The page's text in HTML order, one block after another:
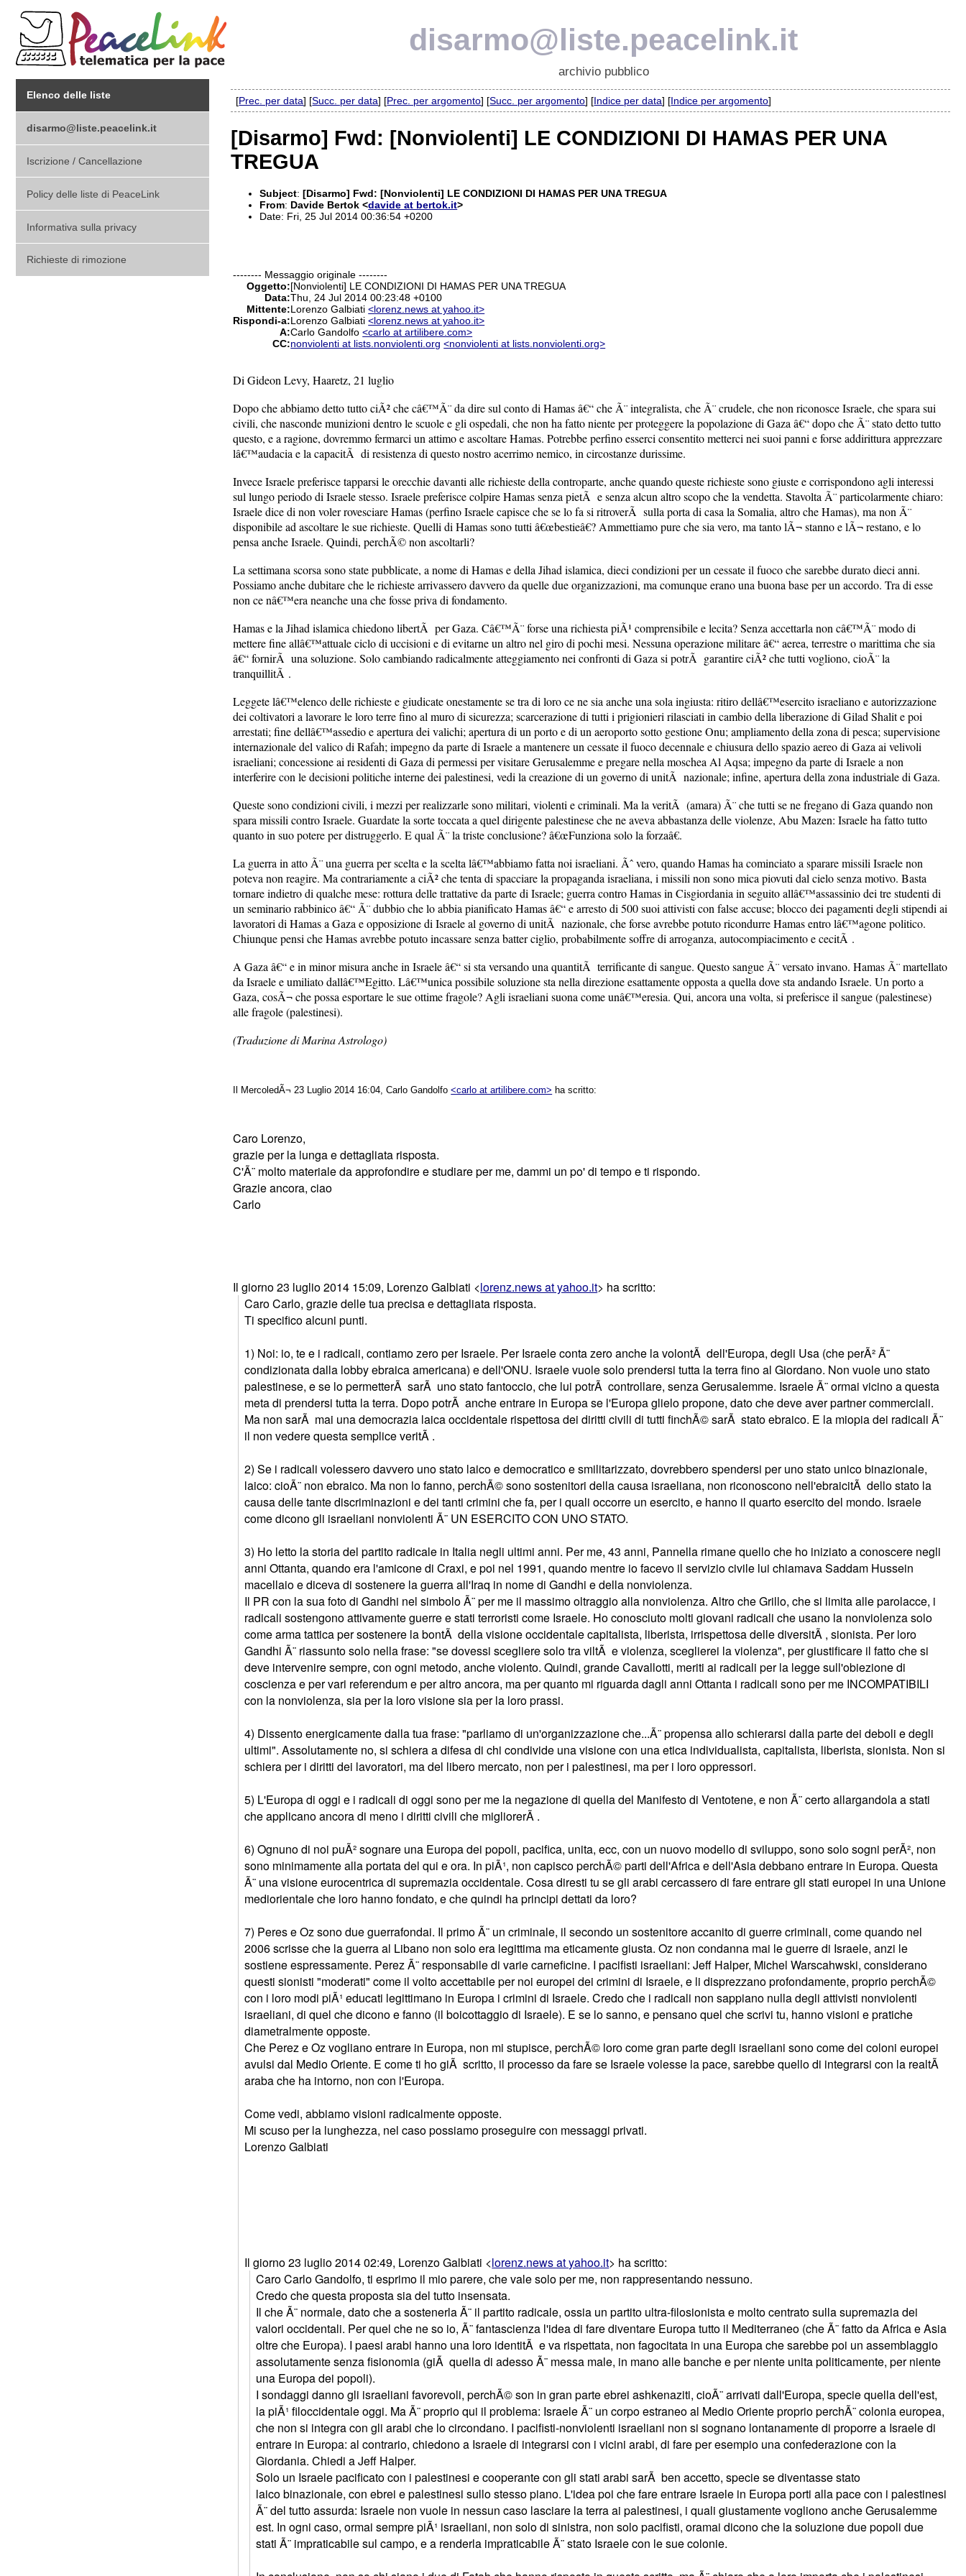
disarmo@liste.peacelink.it
archivio pubblico
Elenco delle liste
disarmo@liste.peacelink.it
Iscrizione / Cancellazione
Policy delle liste di PeaceLink
Informativa sulla privacy
Richieste di rimozione
[Prec. per data] [Succ. per data] [Prec. per argomento] [Succ. per argomento] [Indice per data] [Indice per argomento]
[Disarmo] Fwd: [Nonviolenti] LE CONDIZIONI DI HAMAS PER UNA
TREGUA
Subject:[Disarmo] Fwd: [Nonviolenti] LE CONDIZIONI DI HAMAS PER UNA TREGUA
From: Davide Bertok <davide at bertok.it>
Date: Fri, 25 Jul 2014 00:36:54 +0200
-------- Messaggio originale --------
Oggetto:[Nonviolenti] LE CONDIZIONI DI HAMAS PER UNA TREGUA
Data:Thu, 24 Jul 2014 00:23:48 +0100
Mittente:Lorenzo Galbiati<lorenz.news at yahoo.it>
Rispondi-a:Lorenzo Galbiati<lorenz.news at yahoo.it>
A:Carlo Gandolfo<carlo at artilibere.com>
CC:nonviolenti at lists.nonviolenti.org <nonviolenti at lists.nonviolenti.org>
Di Gideon Levy, Haaretz, 21 luglio
Dopo che abbiamo detto tutto ciÃ² che câ€™Ã¨ da dire sul conto di Hamas â€“ che Ã¨ integralista, che Ã¨ crudele, che non riconosce Israele, che spara sui
civili, che nasconde munizioni dentro le scuole e gli ospedali, che non ha fatto niente per proteggere la popolazione di Gaza â€“ dopo che Ã¨ stato detto tutto
questo, e a ragione, dovremmo fermarci un attimo e ascoltare Hamas. Potrebbe perfino esserci consentito metterci nei suoi panni e forse addirittura apprezzare
lâ€™audacia e la capacitÃ di resistenza di questo nostro acerrimo nemico, in circostanze durissime.
Invece Israele preferisce tapparsi le orecchie davanti alle richieste della controparte, anche quando queste richieste sono giuste e corrispondono agli interessi
sul lungo periodo di Israele stesso. Israele preferisce colpire Hamas senza pietÃ e senza alcun altro scopo che la vendetta. Stavolta Ã¨ particolarmente chiaro:
Israele dice di non voler rovesciare Hamas (perfino Israele capisce che se lo fa si ritroverÃ sulla porta di casa la Somalia, altro che Hamas), ma non Ã¨
disponibile ad ascoltare le sue richieste. Quelli di Hamas sono tutti â€œbestieâ€? Ammettiamo pure che sia vero, ma tanto lÃ¬ stanno e lÃ¬ restano, e lo
pensa anche Israele. Quindi, perchÃ© non ascoltarli?
La settimana scorsa sono state pubblicate, a nome di Hamas e della Jihad islamica, dieci condizioni per un cessate il fuoco che sarebbe durato dieci anni.
Possiamo anche dubitare che le richieste arrivassero davvero da quelle due organizzazioni, ma comunque erano una buona base per un accordo. Tra di esse
non ce nâ€™era neanche una che fosse priva di fondamento.
Hamas e la Jihad islamica chiedono libertÃ per Gaza. Câ€™Ã¨ forse una richiesta piÃ¹ comprensibile e lecita? Senza accettarla non câ€™Ã¨ modo di
mettere fine allâ€™attuale ciclo di uccisioni e di evitarne un altro nel giro di pochi mesi. Nessuna operazione militare â€“ aerea, terrestre o marittima che sia
â€“ fornirÃ una soluzione. Solo cambiando radicalmente atteggiamento nei confronti di Gaza si potrÃ garantire ciÃ² che tutti vogliono, cioÃ¨ la
tranquillitÃ .
Leggete lâ€™elenco delle richieste e giudicate onestamente se tra di loro ce ne sia anche una sola ingiusta: ritiro dellâ€™esercito israeliano e autorizzazione
dei coltivatori a lavorare le loro terre fino al muro di sicurezza; scarcerazione di tutti i prigionieri rilasciati in cambio della liberazione di Gilad Shalit e poi
arrestati; fine dellâ€™assedio e apertura dei valichi; apertura di un porto e di un aeroporto sotto gestione Onu; ampliamento della zona di pesca; supervisione
internazionale del valico di Rafah; impegno da parte di Israele a mantenere un cessate il fuoco decennale e chiusura dello spazio aereo di Gaza ai velivoli
israeliani; concessione ai residenti di Gaza di permessi per visitare Gerusalemme e pregare nella moschea Al Aqsa; impegno da parte di Israele a non
interferire con le decisioni politiche interne dei palestinesi, vedi la creazione di un governo di unitÃ nazionale; infine, apertura della zona industriale di Gaza.
Queste sono condizioni civili, i mezzi per realizzarle sono militari, violenti e criminali. Ma la veritÃ (amara) Ã¨ che tutti se ne fregano di Gaza quando non
spara missili contro Israele. Guardate la sorte toccata a quel dirigente palestinese che ne aveva abbastanza delle violenze, Abu Mazen: Israele ha fatto tutto
quanto in suo potere per distruggerlo. E qual Ã¨ la triste conclusione? â€œFunziona solo la forzaâ€.
La guerra in atto Ã¨ una guerra per scelta e la scelta lâ€™abbiamo fatta noi israeliani. Ãˆ vero, quando Hamas ha cominciato a sparare missili Israele non
poteva non reagire. Ma contrariamente a ciÃ² che tenta di spacciare la propaganda israeliana, i missili non sono mica piovuti dal cielo senza motivo. Basta
tornare indietro di qualche mese: rottura delle trattative da parte di Israele; guerra contro Hamas in Cisgiordania in seguito allâ€™assassinio dei tre studenti di
un seminario rabbinico â€“ Ã¨ dubbio che lo abbia pianificato Hamas â€“ e arresto di 500 suoi attivisti con false accuse; blocco dei pagamenti degli stipendi ai
lavoratori di Hamas a Gaza e opposizione di Israele al governo di unitÃ nazionale, che forse avrebbe potuto ricondurre Hamas entro lâ€™agone politico.
Chiunque pensi che Hamas avrebbe potuto incassare senza batter ciglio, probabilmente soffre di arroganza, autocompiacimento e cecitÃ .
A Gaza â€“ e in minor misura anche in Israele â€“ si sta versando una quantitÃ terrificante di sangue. Questo sangue Ã¨ versato invano. Hamas Ã¨ martellato
da Israele e umiliato dallâ€™Egitto. Lâ€™unica possibile soluzione sta nella direzione esattamente opposta a quella dove sta andando Israele. Un porto a
Gaza, cosÃ¬ che possa esportare le sue ottime fragole? Agli israeliani suona come unâ€™eresia. Qui, ancora una volta, si preferisce il sangue (palestinese)
alle fragole (palestinesi).
(Traduzione di Marina Astrologo)
Il MercoledÃ¬ 23 Luglio 2014 16:04, Carlo Gandolfo<carlo at artilibere.com> ha scritto:
Caro Lorenzo,
grazie per la lunga e dettagliata risposta.
C'Ã¨ molto materiale da approfondire e studiare per me, dammi un po' di tempo e ti rispondo.
Grazie ancora, ciao
Carlo
Il giorno 23 luglio 2014 15:09, Lorenzo Galbiati <lorenz.news at yahoo.it> ha scritto:
Caro Carlo, grazie delle tua precisa e dettagliata risposta.
Ti specifico alcuni punti.
1) Noi: io, te e i radicali, contiamo zero per Israele. Per Israele conta zero anche la volontÃ dell'Europa, degli Usa (che perÃ² Ã¨
condizionata dalla lobby ebraica americana) e dell'ONU. Israele vuole solo prendersi tutta la terra fino al Giordano. Non vuole uno stato
palestinese, e se lo permetterÃ sarÃ uno stato fantoccio, che lui potrÃ controllare, senza Gerusalemme. Israele Ã¨ ormai vicino a questa
meta di prendersi tutta la terra. Dopo potrÃ anche entrare in Europa se l'Europa glielo propone, dato che deve aver partner commerciali.
Ma non sarÃ mai una democrazia laica occidentale rispettosa dei diritti civili di tutti finchÃ© sarÃ stato ebraico. E la miopia dei radicali Ã¨
il non vedere questa semplice veritÃ .
2) Se i radicali volessero davvero uno stato laico e democratico e smilitarizzato, dovrebbero spendersi per uno stato unico binazionale,
laico: cioÃ¨ non ebraico. Ma non lo fanno, perchÃ© sono sostenitori della causa israeliana, non riconoscono nell'ebraicitÃ dello stato la
causa delle tante discriminazioni e dei tanti crimini che fa, per i quali occorre un esercito, e hanno il quarto esercito del mondo. Israele
come dicono gli israeliani nonviolenti Ã¨ UN ESERCITO CON UNO STATO.
3) Ho letto la storia del partito radicale in Italia negli ultimi anni. Per me, 43 anni, Pannella rimane quello che ho iniziato a conoscere negli
anni Ottanta, quando era l'amicone di Craxi, e poi nel 1991, quando mentre io facevo il servizio civile lui chiamava Saddam Hussein
macellaio e diceva di sostenere la guerra all'Iraq in nome di Gandhi e della nonviolenza.
Il PR con la sua foto di Gandhi nel simbolo Ã¨ per me il massimo oltraggio alla nonviolenza. Altro che Grillo, che si limita alle parolacce, i
radicali sostengono attivamente guerre e stati terroristi come Israele. Ho conosciuto molti giovani radicali che usano la nonviolenza solo
come arma tattica per sostenere la bontÃ della visione occidentale capitalista, liberista, irrispettosa delle diversitÃ , sionista. Per loro
Gandhi Ã¨ riassunto solo nella frase: "se dovessi scegliere solo tra viltÃ e violenza, sceglierei la violenza", per giustificare il fatto che si
deve intervenire sempre, con ogni metodo, anche violento. Quindi, grande Cavallotti, meriti ai radicali per la legge sull'obiezione di
coscienza e per vari referendum e per altro ancora, ma per quanto mi riguarda dagli anni Ottanta i radicali sono per me INCOMPATIBILI
con la nonviolenza, sia per la loro visione sia per la loro prassi.
4) Dissento energicamente dalla tua frase: "parliamo di un'organizzazione che...Ã¨ propensa allo schierarsi dalla parte dei deboli e degli
ultimi". Assolutamente no, si schiera a difesa di chi condivide una visione con una etica individualista, capitalista, liberista, sionista. Non si
schiera per i diritti dei lavoratori, ma del libero mercato, non per i palestinesi, ma per i loro oppressori.
5) L'Europa di oggi e i radicali di oggi sono per me la negazione di quella del Manifesto di Ventotene, e non Ã¨ certo allargandola a stati
che applicano ancora di meno i diritti civili che migliorerÃ .
6) Ognuno di noi puÃ² sognare una Europa dei popoli, pacifica, unita, ecc, con un nuovo modello di sviluppo, sono solo sogni perÃ², non
sono minimamente alla portata del qui e ora. In piÃ¹, non capisco perchÃ© parti dell'Africa e dell'Asia debbano entrare in Europa. Questa
Ã¨ una visione eurocentrica di supremazia occidentale. Cosa diresti tu se gli arabi cercassero di fare entrare gli stati europei in una Unione
mediorientale che loro hanno fondato, e che quindi ha principi dettati da loro?
7) Peres e Oz sono due guerrafondai. Il primo Ã¨ un criminale, il secondo un sostenitore accanito di guerre criminali, come quando nel
2006 scrisse che la guerra al Libano non solo era legittima ma eticamente giusta. Oz non condanna mai le guerre di Israele, anzi le
sostiene espressamente. Perez Ã¨ responsabile di varie carneficine. I pacifisti israeliani: Jeff Halper, Michel Warscahwski, considerano
questi sionisti "moderati" come il volto accettabile per noi europei dei crimini di Israele, e li disprezzano profondamente, proprio perchÃ©
con i loro modi piÃ¹ educati legittimano in Europa i crimini di Israele. Credo che i radicali non sappiano nulla degli attivisti nonviolenti
israeliani, di quel che dicono e fanno (il boicottaggio di Israele). E se lo sanno, e pensano quel che scrivi tu, hanno visioni e pratiche
diametralmente opposte.
Che Perez e Oz vogliano entrare in Europa, non mi stupisce, perchÃ© loro come gran parte degli israeliani sono come dei coloni europei
avulsi dal Medio Oriente. E come ti ho giÃ scritto, il processo da fare se Israele volesse la pace, sarebbe quello di integrarsi con la realtÃ
araba che ha intorno, non con l'Europa.
Come vedi, abbiamo visioni radicalmente opposte.
Mi scuso per la lunghezza, nel caso possiamo proseguire con messaggi privati.
Lorenzo Galbiati
Il giorno 23 luglio 2014 02:49, Lorenzo Galbiati <lorenz.news at yahoo.it> ha scritto:
Caro Carlo Gandolfo, ti esprimo il mio parere, che vale solo per me, non rappresentando nessuno.
Credo che questa proposta sia del tutto insensata.
Il che Ã¨ normale, dato che a sostenerla Ã¨ il partito radicale, ossia un partito ultra-filosionista e molto centrato sulla supremazia dei
valori occidentali. Per quel che ne so io, Ã¨ fantascienza l'idea di fare diventare Europa tutto il Mediterraneo (che Ã¨ fatto da Africa e Asia
oltre che Europa). I paesi arabi hanno una loro identitÃ e va rispettata, non fagocitata in una Europa che sarebbe poi un assemblaggio
assolutamente senza fisionomia (giÃ quella di adesso Ã¨ messa male, in mano alle banche e per niente unita politicamente, per niente
una Europa dei popoli).
I sondaggi danno gli israeliani favorevoli, perchÃ© son in gran parte ebrei ashkenaziti, cioÃ¨ arrivati dall'Europa, specie quella dell'est,
la piÃ¹ filoccidentale oggi. Ma Ã¨ proprio qui il problema: Israele Ã¨ un corpo estraneo al Medio Oriente proprio perchÃ¨ colonia europea,
che non si integra con gli arabi che lo circondano. I pacifisti-nonviolenti israeliani non si sognano lontanamente di proporre a Israele di
entrare in Europa: al contrario, chiedono a Israele di integrarsi con i vicini arabi, di fare per esempio una confederazione con la
Giordania. Chiedi a Jeff Halper.
Solo un Israele pacificato con i palestinesi e cooperante con gli stati arabi sarÃ ben accetto, specie se diventasse stato
laico binazionale, con ebrei e palestinesi sullo stesso piano. L'idea poi che fare entrare Israele in Europa porti alla pace con i palestinesi
Ã¨ del tutto assurda: Israele non vuole in nessun caso lasciare la terra ai palestinesi, i quali giustamente vogliono anche Gerusalemme
est. In ogni caso, ormai sempre piÃ¹ israeliani, non solo di sinistra, non solo pacifisti, oramai dicono che la soluzione due popoli due
stati Ã¨ impraticabile sul campo, e a renderla impraticabile Ã¨ stato Israele con le sue colonie.